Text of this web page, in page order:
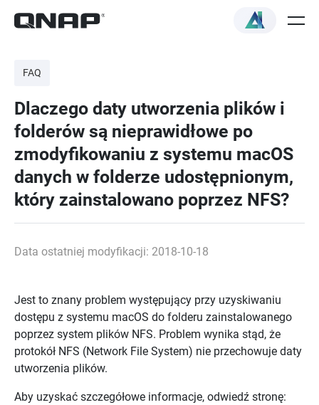
FAQ
Dlaczego daty utworzenia plików i
folderów są nieprawidłowe po
zmodyfikowaniu z systemu macOS
danych w folderze udostępnionym,
który zainstalowano poprzez NFS?
Data ostatniej modyfikacji: 2018-10-18
Jest to znany problem występujący przy uzyskiwaniu
dostępu z systemu macOS do folderu zainstalowanego
poprzez system plików NFS. Problem wynika stąd, że
protokół NFS (Network File System) nie przechowuje daty
utworzenia plików.
Aby uzyskać szczegółowe informacje, odwiedź stronę: